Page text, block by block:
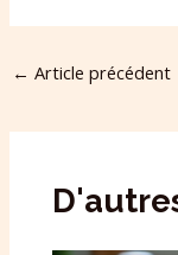
← Article précédent